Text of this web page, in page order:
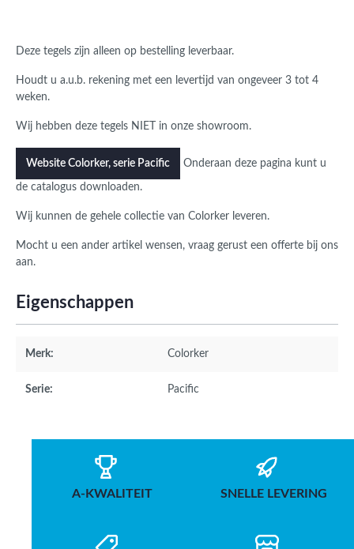
Deze tegels zijn alleen op bestelling leverbaar.
Houdt u a.u.b. rekening met een levertijd van ongeveer 3 tot 4
weken.
Wij hebben deze tegels NIET in onze showroom.
Website Colorker, serie Pacific Onderaan deze pagina kunt u
de catalogus downloaden.
Wij kunnen de gehele collectie van Colorker leveren.
Mocht u een ander artikel wensen, vraag gerust een offerte bij ons
aan.
Eigenschappen
Merk: Colorker
Serie: Pacific
A-KWALITEIT SNELLE LEVERING